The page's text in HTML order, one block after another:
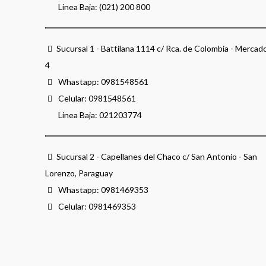
Linea Baja: (021) 200 800
Sucursal 1 - Battilana 1114 c/ Rca. de Colombia -
4
Whastapp: 0981548561
Celular: 0981548561
Linea Baja: 021203774
Sucursal 2 - Capellanes del Chaco c/ San Antonio - San
Lorenzo, Paraguay
Whastapp: 0981469353
Celular: 0981469353